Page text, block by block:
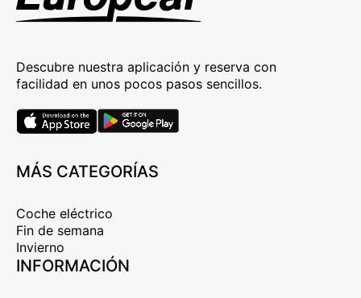
Descubre nuestra aplicación y reserva con
facilidad en unos pocos pasos sencillos.
MÁS CATEGORÍAS
Coche eléctrico
Fin de semana
Invierno
INFORMACIÓN